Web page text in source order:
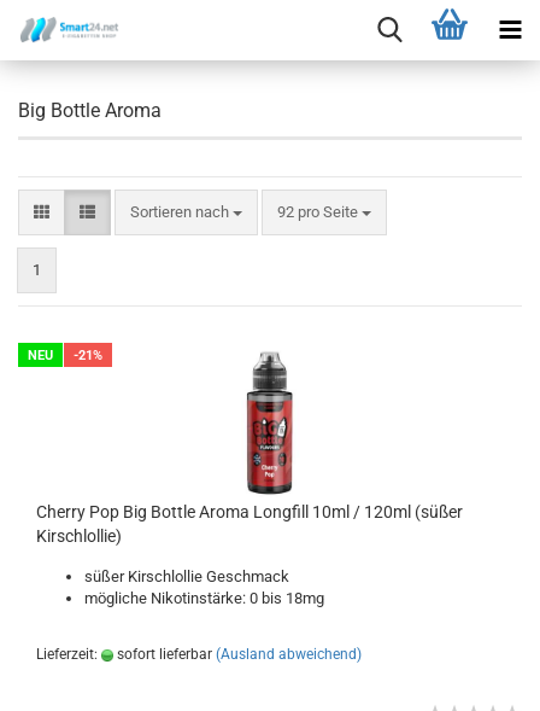
Big Bottle Aroma
Sortieren nach 92 pro Seite
1
NEU -21%
Cherry Pop Big Bottle Aroma Longfill 10ml / 120ml (süßer
Kirschlollie)
süßer Kirschlollie Geschmack
mögliche Nikotinstärke: 0 bis 18mg
Lieferzeit: sofort lieferbar (Ausland abweichend)